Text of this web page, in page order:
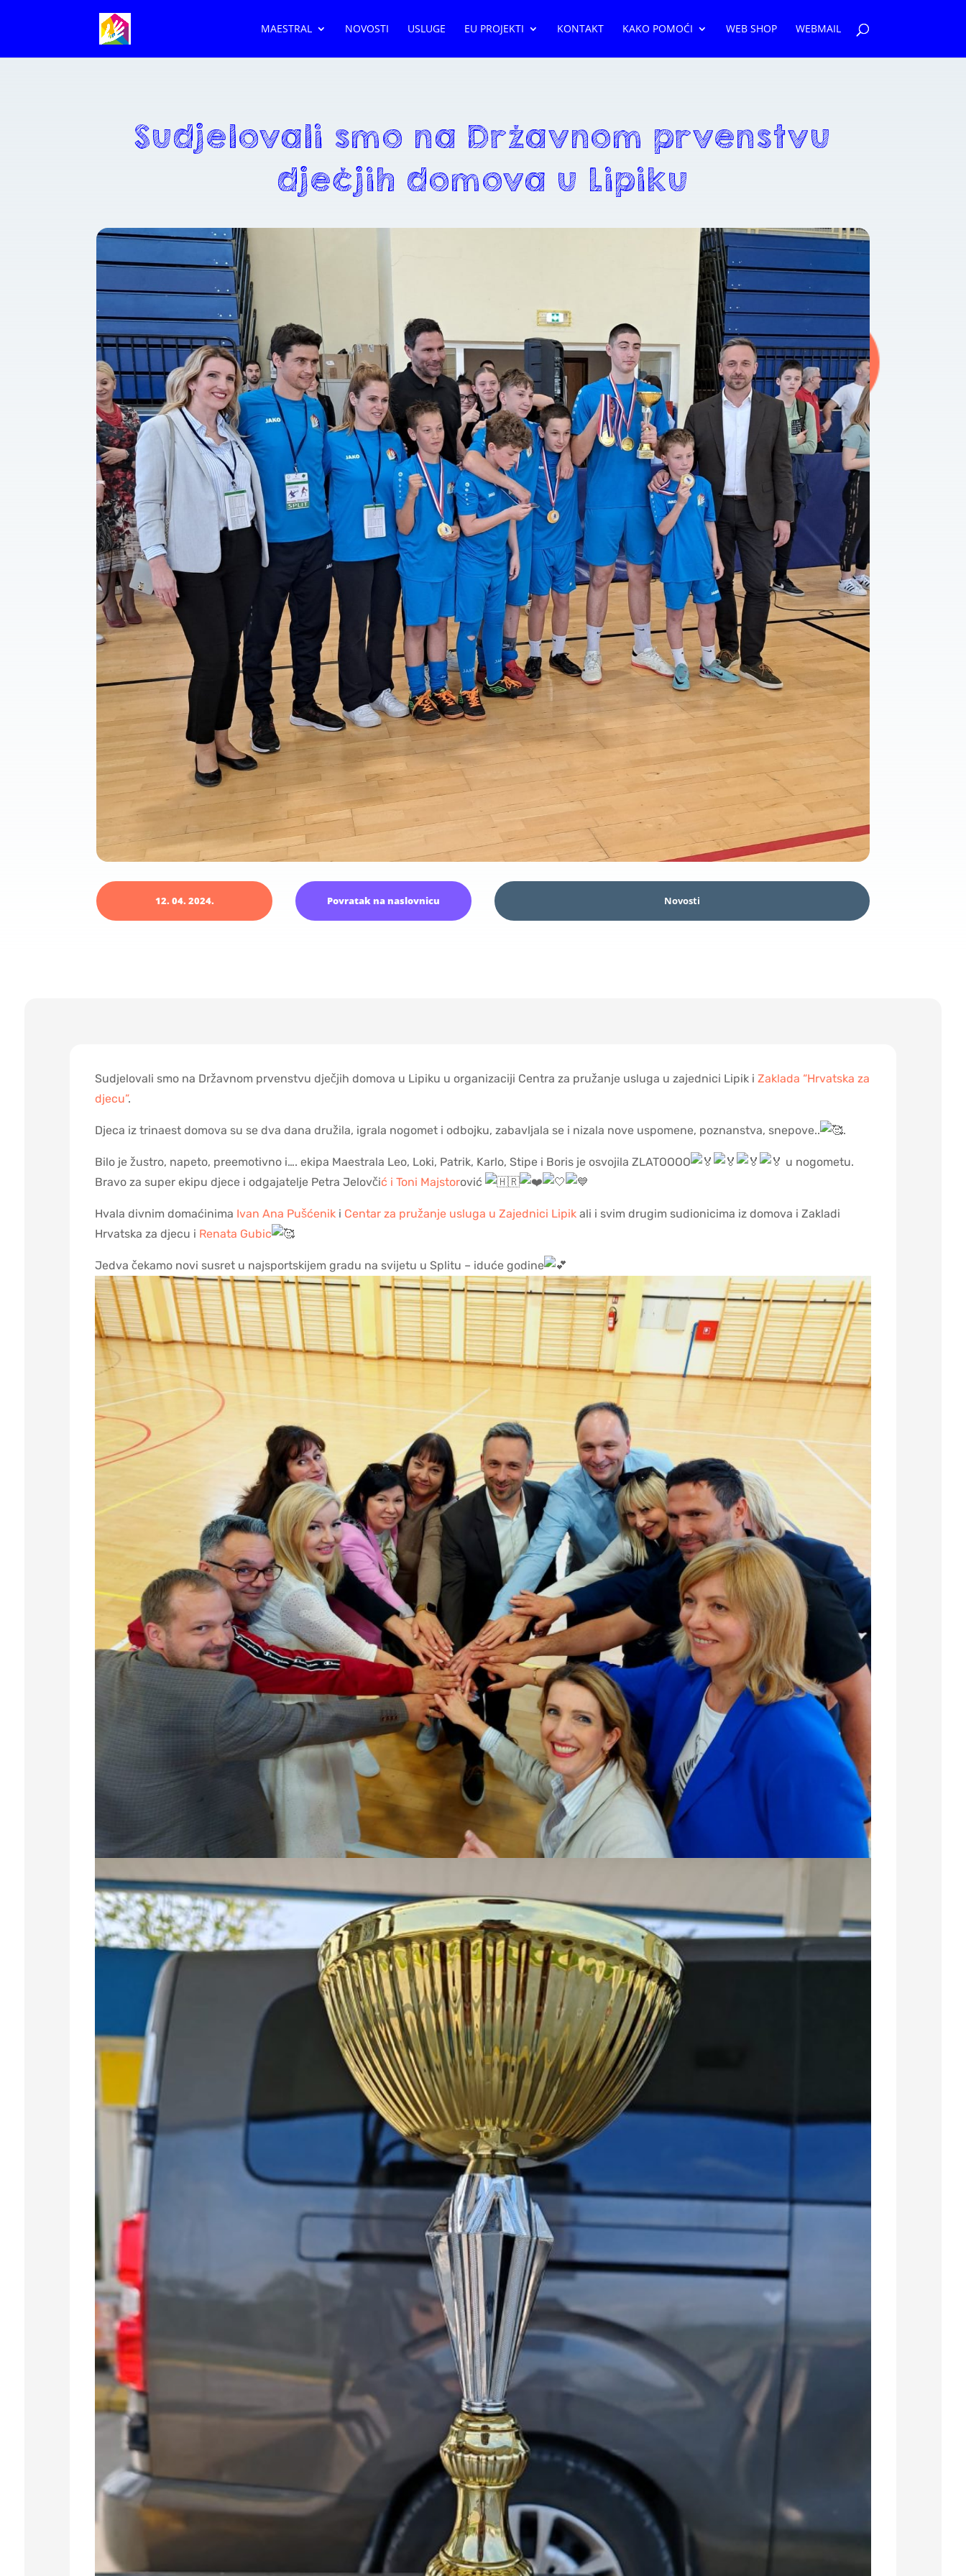
MAESTRAL NOVOSTI USLUGE EU PROJEKTI KONTAKT KAKO POMOĆI WEB SHOP WEBMAIL
Sudjelovali smo na Državnom prvenstvu
dječjih domova u Lipiku
12. 04. 2024. Povratak na naslovnicu Novosti
Sudjelovali smo na Državnom prvenstvu dječjih domova u Lipiku u organizaciji Centra za pružanje usluga u zajednici Lipik i Zaklada “Hrvatska za
djecu”.
Djeca iz trinaest domova su se dva dana družila, igrala nogomet i odbojku, zabavljala se i nizala nove uspomene, poznanstva, snepove.. .
Bilo je žustro, napeto, preemotivno i…. ekipa Maestrala Leo, Loki, Patrik, Karlo, Stipe i Boris je osvojila ZLATOOOO
u nogometu.
Bravo za super ekipu djece i odgajatelje Petra Jelovčić i Toni Majstorović
Hvala divnim domaćinima Ivan Ana Pušćeniki Centar za pružanje usluga u Zajednici Lipikali i svim drugim sudionicima iz domova i Zakladi
Hrvatska za djecu i Renata Gubic
Jedva čekamo novi susret u najsportskijem gradu na svijetu u Splitu – iduće godine